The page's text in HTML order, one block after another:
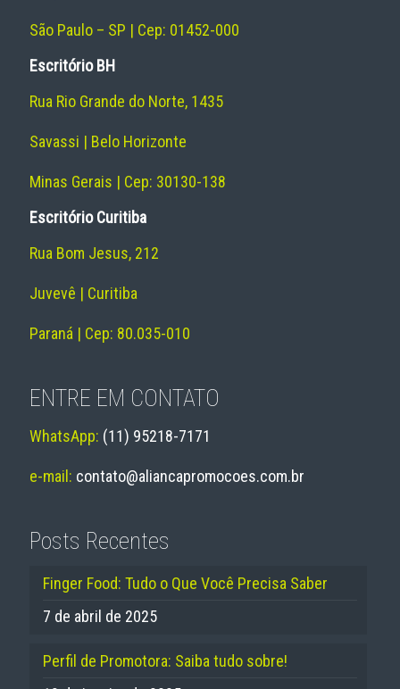
São Paulo – SP | Cep: 01452-000
Escritório BH
Rua Rio Grande do Norte, 1435
Savassi | Belo Horizonte
Minas Gerais | Cep: 30130-138
Escritório Curitiba
Rua Bom Jesus, 212
Juvevê | Curitiba
Paraná | Cep: 80.035-010
ENTRE EM CONTATO
WhatsApp: (11) 95218-7171
e-mail: contato@aliancapromocoes.com.br
Posts Recentes
Finger Food: Tudo o Que Você Precisa Saber
7 de abril de 2025
Perfil de Promotora: Saiba tudo sobre!